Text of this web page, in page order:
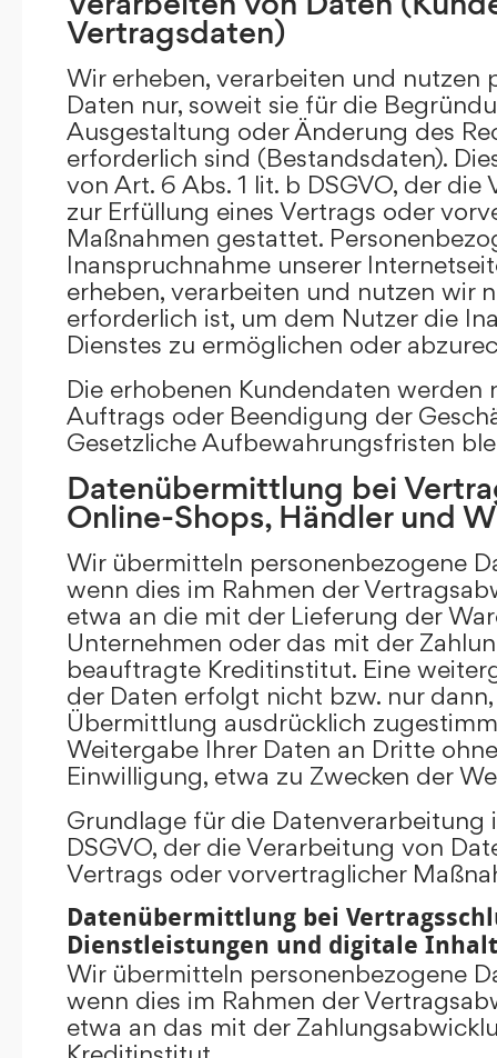
Vertragsdaten)
Wir erheben, verarbeiten und nutzen
Daten nur, soweit sie für die
Ausgestaltung oder Änderung des
erforderlich sind (Bestandsdaten).
von Art. 6 Abs. 1 lit. b DSGVO, der
zur Erfüllung eines Vertrags oder
Maßnahmen gestattet.
Inanspruchnahme unserer
erheben, verarbeiten und nutzen wir
erforderlich ist, um dem Nutzer die
Dienstes zu ermöglichen oder
Die erhobenen Kundendaten werden
Auftrags oder Beendigung der
Gesetzliche Aufbewahrungsfristen
Datenübermittlung bei
Online-Shops, Händler und
Wir übermitteln personenbezogene
wenn dies im Rahmen der
etwa an die mit der Lieferung der
Unternehmen oder das mit der
beauftragte Kreditinstitut. Eine
der Daten erfolgt nicht bzw. nur
Übermittlung ausdrücklich
Weitergabe Ihrer Daten an Dritte
Einwilligung, etwa zu Zwecken der
Grundlage für die Datenverarbeitung
DSGVO, der die Verarbeitung von
Vertrags oder vorvertraglicher
Datenübermittlung bei
Dienstleistungen und digitale
Wir übermitteln personenbezogene
wenn dies im Rahmen der
etwa an das mit der